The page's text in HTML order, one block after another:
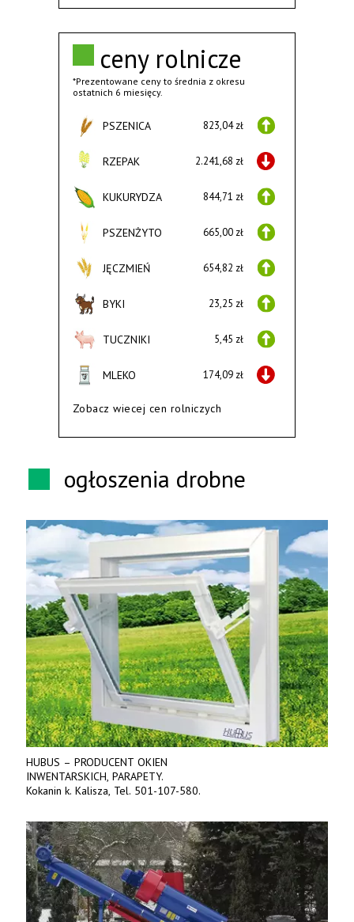
ceny rolnicze
*Prezentowane ceny to średnia z okresu
ostatnich 6 miesięcy.
PSZENICA 823,04 zł
RZEPAK 2.241,68 zł
KUKURYDZA 844,71 zł
PSZENŻYTO 665,00 zł
JĘCZMIEŃ 654,82 zł
BYKI 23,25 zł
TUCZNIKI 5,45 zł
MLEKO 174,09 zł
Zobacz wiecej cen rolniczych
ogłoszenia drobne
HUBUS – PRODUCENT OKIEN
INWENTARSKICH, PARAPETY.
Kokanin k. Kalisza, Tel. 501-107-580.